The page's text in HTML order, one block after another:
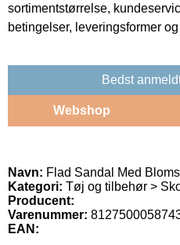
sortimentstørrelse,
betingelser, leveringsformer
Bedst
Webshop
Navn: Flad Sandal Med
Kategori: Tøj og tilbehør >
Producent:
Varenummer:
EAN: